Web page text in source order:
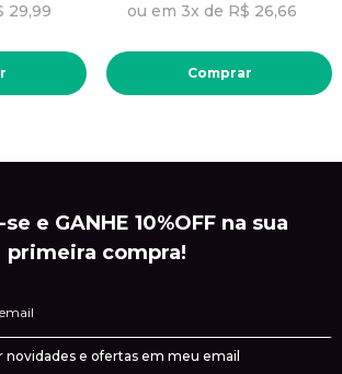
29,99 ou em 3x de R$ 26,66
Comprar
e GANHE 10%OFF na sua
primeira compra!
novidades e ofertas em meu email